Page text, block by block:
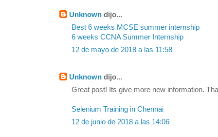
Unknown dijo...
Best 6 weeks MCSE summer internship
6 weeks CCNA Summer Internship
12 de mayo de 2018 a las 11:58
Unknown dijo...
Great post! Its give more new information.
Selenium Training in Chennai
12 de junio de 2018 a las 14:06